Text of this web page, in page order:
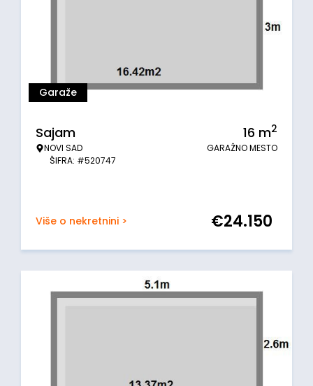
Garaže
Sajam
NOVI SAD
ŠIFRA: #520747
16 m2
GARAŽNO MESTO
Više o nekretnini > €24.150